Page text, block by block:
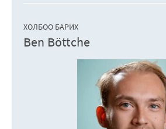
ХОЛБОО БАРИХ
Ben Böttche